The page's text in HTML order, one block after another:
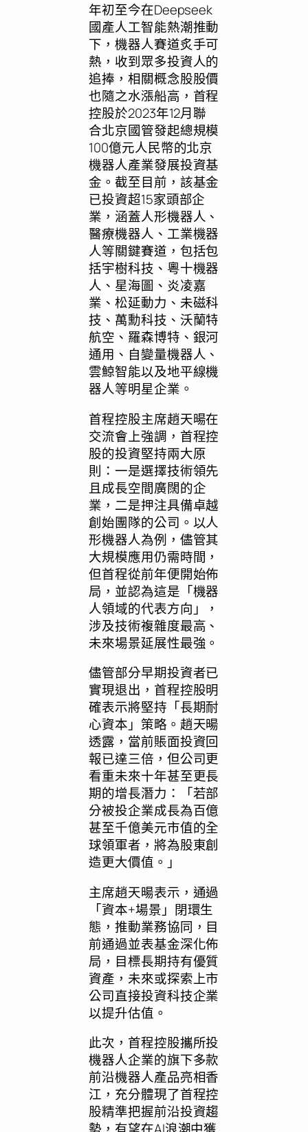
年初至今在Deepseek
國產人工智能熱潮推動
下，機器人賽道炙手可
熱，收到眾多投資人的
追捧，相關概念股股價
也隨之水漲船高，首程
控股於2023年12月聯
合北京國管發起總規模
100億元人民幣的北京
機器人產業發展投資基
金。截至目前，該基金
已投資超15家頭部企
業，涵蓋人形機器人、
醫療機器人、工業機器
人等關鍵賽道，包括包
括宇樹科技、粵十機器
人、星海圖、炎凌嘉
業、松延動力、未磁科
技、萬勳科技、沃蘭特
航空、羅森博特、銀河
通用、自變量機器人、
雲鯨智能以及地平線機
器人等明星企業。
首程控股主席趙天暘在
交流會上強調，首程控
股的投資堅持兩大原
則：一是選擇技術領先
且成長空間廣闊的企
業，二是押注具備卓越
創始團隊的公司。以人
形機器人為例，儘管其
大規模應用仍需時間，
但首程從前年便開始佈
局，並認為這是 「機器
人領域的代表方向 」
，
涉及技術複雜度最高、
未來場景延展性最強。
儘管部分早期投資者已
實現退出，首程控股明
確表示將堅持 「長期耐
心資本」 策略。趙天暘
透露，當前賬面投資回
報已達三倍，但公司更
看重未來十年甚至更長
期的增長潛力：
「若部
分被投企業成長為百億
甚至千億美元市值的全
球領軍者，將為股東創
造更大價值。 」
主席趙天暘表示，通過
「資本+場景 」 閉環生
態，推動業務協同，目
前通過並表基金深化佈
局，目標長期持有優質
資產，未來或探索上市
公司直接投資科技企業
以提升估值。
此次，首程控股攜所投
機器人企業的旗下多款
前沿機器人產品亮相香
江，充分體現了首程控
股精準把握前沿投資趨